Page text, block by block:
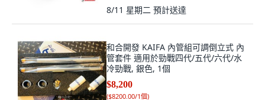
8/11 星期二 預計送達
和合開發 KAIFA 內管組可調倒立式 內
管套件 適用於勁戰四代/五代/六代/水
冷勁戰, 銀色, 1個
$8,200
($8200.00/1個)